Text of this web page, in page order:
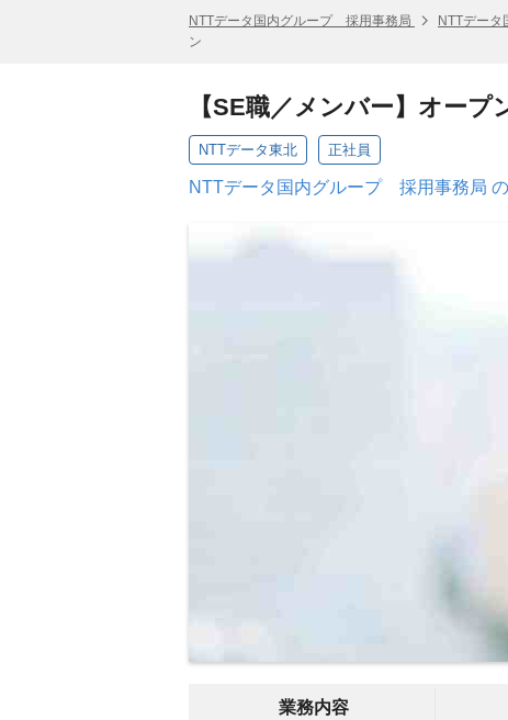
NTTデータ国内グループ 採用事務局 NTTデー
ン
【SE職／メンバー】オープ
NTTデータ東北 正社員
NTTデータ国内グループ 採用事務局
業務内容